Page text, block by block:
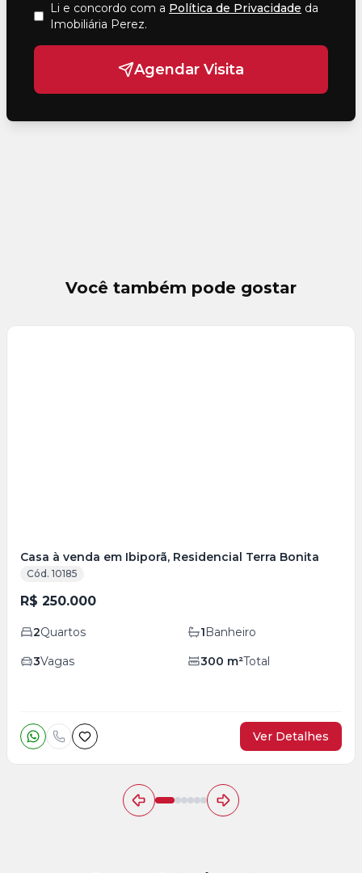
Li e concordo com a Política de Privacidade da
Imobiliária Perez.
Agendar Visita
Você também pode gostar
Casa à venda em Ibiporã, Residencial Terra Bonita
Cód. 10185
R$ 250.000
2Quartos 1Banheiro
3Vagas 300 m²Total
Ver Detalhes